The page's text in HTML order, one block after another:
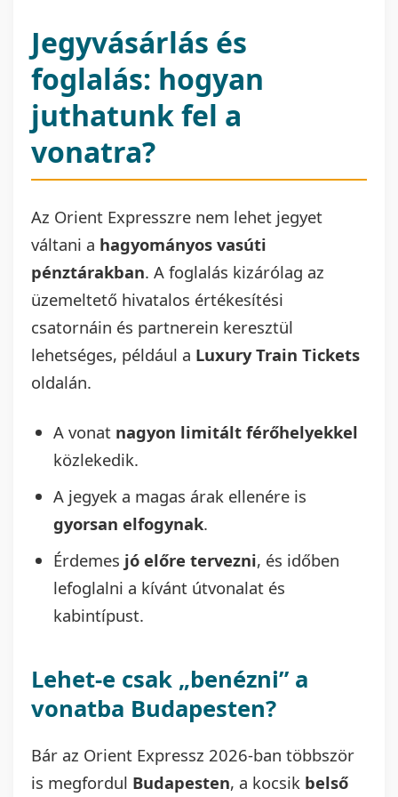
Jegyvásárlás és
foglalás: hogyan
juthatunk fel a
vonatra?
Az Orient Expresszre nem lehet jegyet
váltani a hagyományos vasúti
pénztárakban. A foglalás kizárólag az
üzemeltető hivatalos értékesítési
csatornáin és partnerein keresztül
lehetséges, például a Luxury Train Tickets
oldalán.
A vonat nagyon limitált férőhelyekkel
közlekedik.
A jegyek a magas árak ellenére is
gyorsan elfogynak.
Érdemes jó előre tervezni, és időben
lefoglalni a kívánt útvonalat és
kabintípust.
Lehet-e csak „benézni” a
vonatba Budapesten?
Bár az Orient Expressz 2026-ban többször
is megfordul Budapesten, a kocsik belső